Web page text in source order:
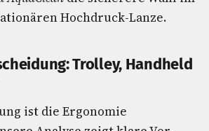
Hochdruck-Lanze.
Trolley, Handheld
ist die Ergonomie